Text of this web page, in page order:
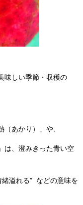
味しい季節・収穫の
（あかり）」や、
は、澄みきった青い空
溢れる” などの意味を